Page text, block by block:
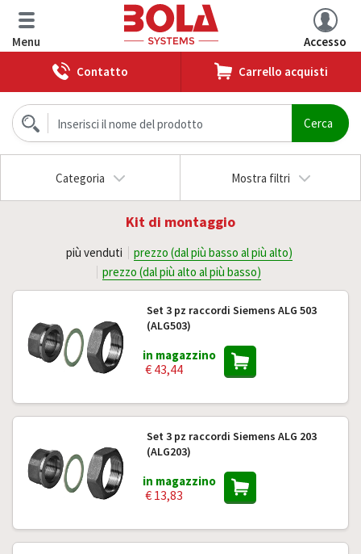
Menu
Accesso
Contatto
Carrello acquisti
Categoria Mostra filtri
Kit di montaggio
più venduti
prezzo (dal più basso al più alto)
prezzo (dal più alto al più basso)
Set 3 pz raccordi Siemens ALG 503
(ALG503)
in magazzino
€ 43,44
Set 3 pz raccordi Siemens ALG 203
(ALG203)
in magazzino
€ 13,83